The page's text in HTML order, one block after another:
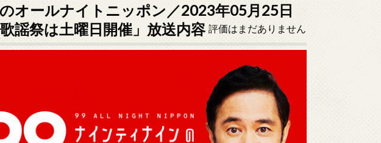
オールナイトニッポン／2023年05月25日
謡祭は土曜日開催」放送内容 評価はまだありません